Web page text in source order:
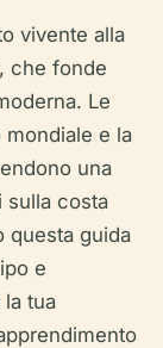
vivente alla
che fonde
Le
e la
una
sulla costa
questa guida
e
tua